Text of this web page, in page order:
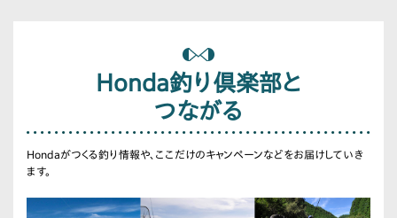
Honda釣り倶楽部と
つながる
Hondaがつくる釣り情報や、ここだけのキャンペーンなどをお届けしていき
ます。